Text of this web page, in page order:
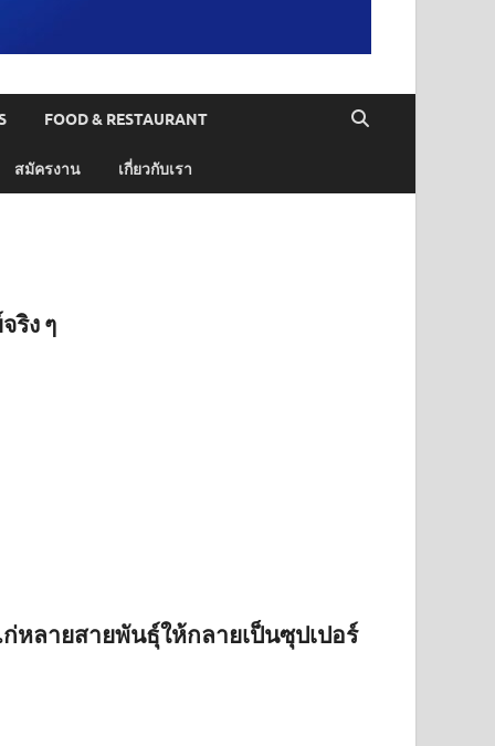
FOOD & RESTAURANT
สมัครงาน เกี่ยวกับเรา
ริง ๆ
หลายสายพันธุ์ให้กลายเป็นซุปเปอร์